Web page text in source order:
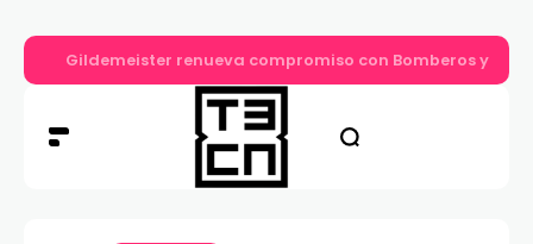
Gildemeister renueva compromiso con Bomberos y